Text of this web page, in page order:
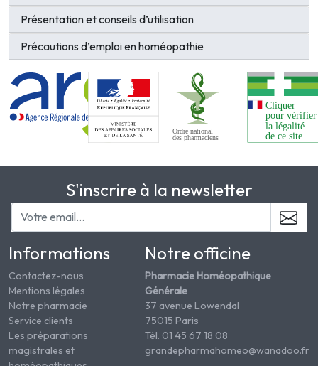
Présentation et conseils d’utilisation
Précautions d’emploi en homéopathie
S'inscrire à la newsletter
Informations
Contactez-nous
Mentions légales
Notre pharmacie
Service clients
Les préparations
magistrales et
Notre officine
Pharmacie Homéopathique
Générale
37 avenue Lowendal
75015 Paris
Tél. 01 45 67 18 08
grandepharmahomeo@wanadoo.fr